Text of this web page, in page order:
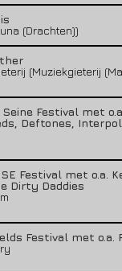
(Drachten))
(Muziekgieterij
Seine Festival met
Deftones, Interpol
Festival met o.a.
Dirty Daddies
Festival met o.a.